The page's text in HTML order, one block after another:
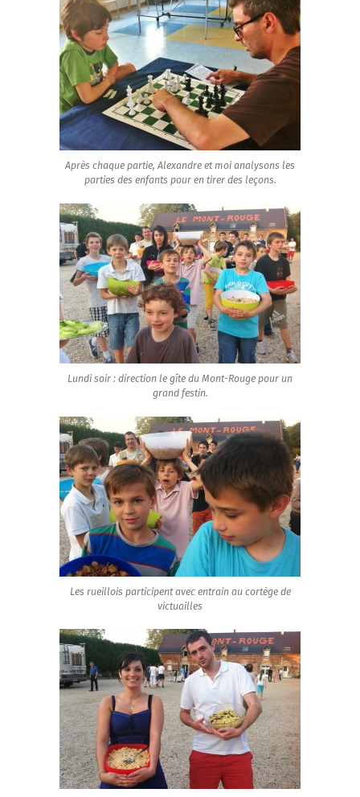
Après chaque partie, Alexandre et moi analysons les
parties des enfants pour en tirer des leçons.
Lundi soir : direction le gîte du Mont-Rouge pour un
grand festin.
Les rueillois participent avec entrain au cortège de
victuailles